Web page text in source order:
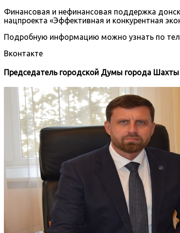
Финансовая и нефинансовая поддержка
нацпроекта «Эффективная и конкурентная
Подробную информацию можно узнать по
Вконтакте
Председатель городской Думы города Шахты